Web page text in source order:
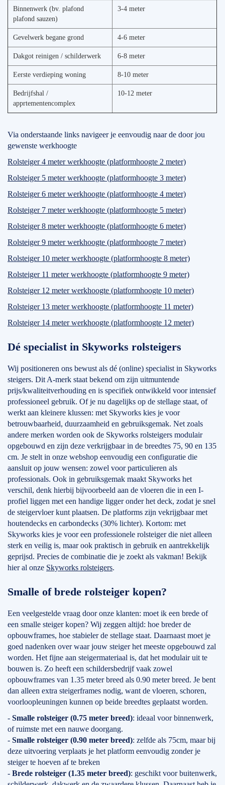
Binnenwerk (bv. plafond
plafond sauzen)
3-4 meter
Gevelwerk begane grond 4-6 meter
Dakgot reinigen / schilderwerk 6-8 meter
Eerste verdieping woning 8-10 meter
Bedrijfshal /
apprtementencomplex
10-12 meter
Via onderstaande links navigeer je eenvoudig naar de door jou
gewenste werkhoogte
Rolsteiger 4 meter werkhoogte (platformhoogte 2 meter)
Rolsteiger 5 meter werkhoogte (platformhoogte 3 meter)
Rolsteiger 6 meter werkhoogte (platformhoogte 4 meter)
Rolsteiger 7 meter werkhoogte (platformhoogte 5 meter)
Rolsteiger 8 meter werkhoogte (platformhoogte 6 meter)
Rolsteiger 9 meter werkhoogte (platformhoogte 7 meter)
Rolsteiger 10 meter werkhoogte (platformhoogte 8 meter)
Rolsteiger 11 meter werkhoogte (platformhoogte 9 meter)
Rolsteiger 12 meter werkhoogte (platformhoogte 10 meter)
Rolsteiger 13 meter werkhoogte (platformhoogte 11 meter)
Rolsteiger 14 meter werkhoogte (platformhoogte 12 meter)
Dé specialist in Skyworks rolsteigers
Wij positioneren ons bewust als dé (online) specialist in Skyworks
steigers. Dit A-merk staat bekend om zijn uitmuntende
prijs/kwaliteitverhouding en is specifiek ontwikkeld voor intensief
professioneel gebruik. Of je nu dagelijks op de stellage staat, of
werkt aan kleinere klussen: met Skyworks kies je voor
betrouwbaarheid, duurzaamheid en gebruiksgemak. Net zoals
andere merken worden ook de Skyworks rolsteigers modulair
opgebouwd en zijn deze verkrijgbaar in de breedtes 75, 90 en 135
cm. Je stelt in onze webshop eenvoudig een configuratie die
aansluit op jouw wensen: zowel voor particulieren als
professionals. Ook in gebruiksgemak maakt Skyworks het
verschil, denk hierbij bijvoorbeeld aan de vloeren die in een I-
profiel liggen met een handige ligger onder het deck, zodat je snel
de steigervloer kunt plaatsen. De platforms zijn vekrijgbaar met
houtendecks en carbondecks (30% lichter). Kortom: met
Skyworks kies je voor een professionele rolsteiger die niet alleen
sterk en veilig is, maar ook praktisch in gebruik en aantrekkelijk
geprijsd. Precies de combinatie die je zoekt als vakman! Bekijk
hier al onze Skyworks rolsteigers.
Smalle of brede rolsteiger kopen?
Een veelgestelde vraag door onze klanten: moet ik een brede of
een smalle steiger kopen? Wij zeggen altijd: hoe breder de
opbouwframes, hoe stabieler de stellage staat. Daarnaast moet je
goed nadenken over waar jouw steiger het meeste opgebouwd zal
worden. Het fijne aan steigermateriaal is, dat het modulair uit te
bouwen is. Zo heeft een schildersbedrijf vaak zowel
opbouwframes van 1.35 meter breed als 0.90 meter breed. Je bent
dan alleen extra steigerframes nodig, want de vloeren, schoren,
voorloopleuningen kunnen op beide breedtes geplaatst worden.
- Smalle rolsteiger (0.75 meter breed): ideaal voor binnenwerk,
of ruimste met een nauwe doorgang.
- Smalle rolsteiger (0.90 meter breed): zelfde als 75cm, maar bij
deze uitvoering verplaats je het platform eenvoudig zonder je
steiger te hoeven af te breken
- Brede rolsteiger (1.35 meter breed): geschikt voor buitenwerk,